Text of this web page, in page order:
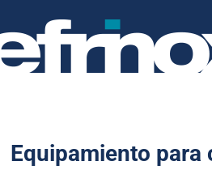
Equipamiento